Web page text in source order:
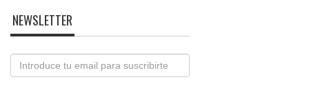
NEWSLETTER
Email